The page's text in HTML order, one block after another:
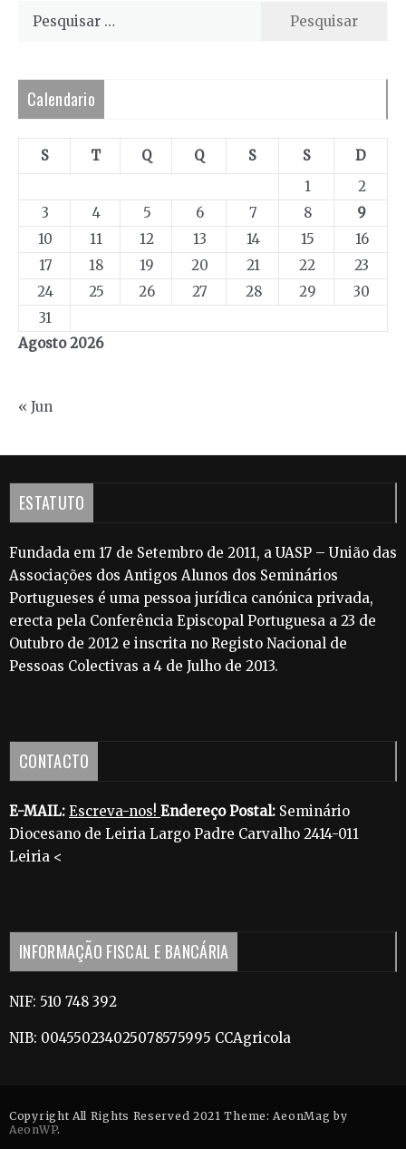
Pesquisar
Calendario
Agosto 2026
S T Q Q S S
D
1
2
3
4 5 6 7 8
9
10
11 12 13 14 15
16
17
18 19 20 21 22
23
24
25 26 27 28 29
30
31
« Jun
ESTATUTO
Fundada em 17 de Setembro de 2011, a UASP – União das
Associações dos Antigos Alunos dos Seminários
Portugueses é uma pessoa jurídica canónica privada,
erecta pela Conferência Episcopal Portuguesa a 23 de
Outubro de 2012 e inscrita no Registo Nacional de
Pessoas Colectivas a 4 de Julho de 2013.
CONTACTO
E-MAIL: Escreva-nos! Endereço Postal: Seminário
Diocesano de Leiria Largo Padre Carvalho 2414-011
Leiria <
INFORMAÇÃO FISCAL E BANCÁRIA
NIF: 510 748 392
NIB: 004550234025078575995 CCAgricola
Copyright All Rights Reserved 2021 Theme: AeonMag by
AeonWP.